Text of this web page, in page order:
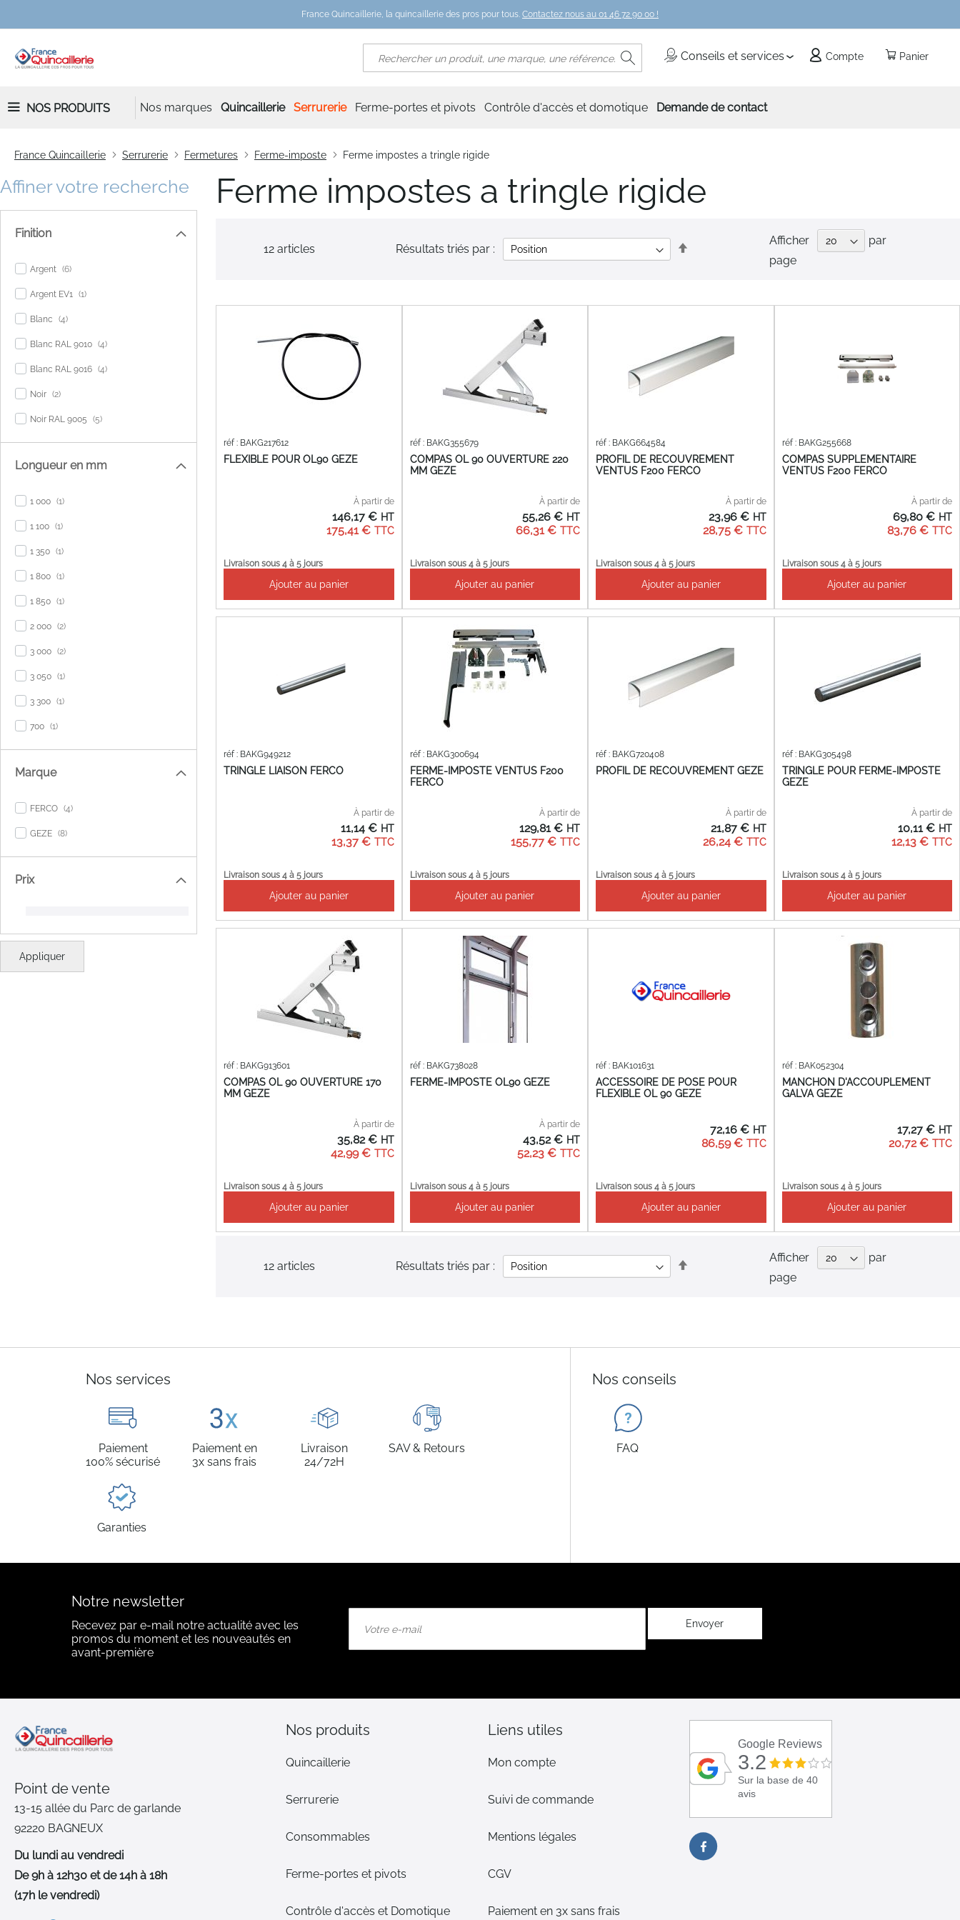
France Quincaillerie, la quincaillerie des pros pour tous. Contactez nous au 01 46 72 90 00 !
Panier
Conseils et services Compte
Rechercher
NOS PRODUITS Nos marques Quincaillerie Serrurerie Ferme-portes et pivots Contrôle d'accès et domotique Demande de contact
France Quincaillerie Serrurerie Fermetures Ferme-imposte Ferme impostes a tringle rigide
Ferme impostes a tringle rigide
12 articles
Afficher
par
page
Résultats triés par :
FLEXIBLE POUR OL90 GEZE
réf : BAKG217612
À partir de
175,41 €
146,17 €
Livraison sous 4 à 5 jours
Ajouter au panier
COMPAS OL 90 OUVERTURE 220
MM GEZE
réf : BAKG355679
À partir de
66,31 €
55,26 €
Livraison sous 4 à 5 jours
Ajouter au panier
PROFIL DE RECOUVREMENT
VENTUS F200 FERCO
réf : BAKG664584
À partir de
28,75 €
23,96 €
Livraison sous 4 à 5 jours
Ajouter au panier
COMPAS SUPPLEMENTAIRE
VENTUS F200 FERCO
réf : BAKG255668
À partir de
83,76 €
69,80 €
Livraison sous 4 à 5 jours
Ajouter au panier
TRINGLE LIAISON FERCO
réf : BAKG949212
À partir de
13,37 €
11,14 €
Livraison sous 4 à 5 jours
Ajouter au panier
FERME-IMPOSTE VENTUS F200
FERCO
réf : BAKG300694
À partir de
155,77 €
129,81 €
Livraison sous 4 à 5 jours
Ajouter au panier
PROFIL DE RECOUVREMENT GEZE
réf : BAKG720408
À partir de
26,24 €
21,87 €
Livraison sous 4 à 5 jours
Ajouter au panier
TRINGLE POUR FERME-IMPOSTE
GEZE
réf : BAKG305498
À partir de
12,13 €
10,11 €
Livraison sous 4 à 5 jours
Ajouter au panier
COMPAS OL 90 OUVERTURE 170
MM GEZE
réf : BAKG913601
À partir de
42,99 €
35,82 €
Livraison sous 4 à 5 jours
Ajouter au panier
FERME-IMPOSTE OL90 GEZE
réf : BAKG738028
À partir de
52,23 €
43,52 €
Livraison sous 4 à 5 jours
Ajouter au panier
ACCESSOIRE DE POSE POUR
FLEXIBLE OL 90 GEZE
réf : BAK101631
86,59 €
72,16 €
Livraison sous 4 à 5 jours
Ajouter au panier
MANCHON D'ACCOUPLEMENT
GALVA GEZE
réf : BAK052304
20,72 €
17,27 €
Livraison sous 4 à 5 jours
Ajouter au panier
12 articles Résultats triés par :
Afficher
par
page
Affiner votre recherche
Finition
Argent 6items
Argent EV1 1item
Blanc 4items
Blanc RAL 9010 4items
Blanc RAL 9016 4items
Noir 2items
Noir RAL 9005 5items
Longueur en mm
1 000 1item
1 100 1item
1 350 1item
1 800 1item
1 850 1item
2 000 2items
3 000 2items
3 050 1item
3 300 1item
700 1item
Marque
FERCO 4items
GEZE 8items
Prix
Appliquer
Nos services
Paiement
100% sécurisé
Paiement en
3x sans frais
Livraison
24/72H
SAV & Retours
Garanties
Nos conseils
FAQ
Notre newsletter
Recevez par e-mail notre actualité avec les
promos du moment et les nouveautés en
avant-première
notre
:
Envoyer
Point de vente
13-15 allée du Parc de garlande
92220 BAGNEUX
Du lundi au vendredi
De 9h à 12h30 et de 14h à 18h
(17h le vendredi)
Nos produits
Quincaillerie
Serrurerie
Consommables
Ferme-portes et pivots
Contrôle d'accès et Domotique
Liens utiles
Mon compte
Suivi de commande
Mentions légales
CGV
Paiement en 3x sans frais
Google Reviews
3.2
Sur la base de 40
avis